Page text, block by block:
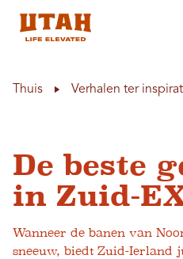
Thuis Verhalen ter
De beste
in Zuid-
Wanneer de banen van
sneeuw, biedt Zuid-Ierland